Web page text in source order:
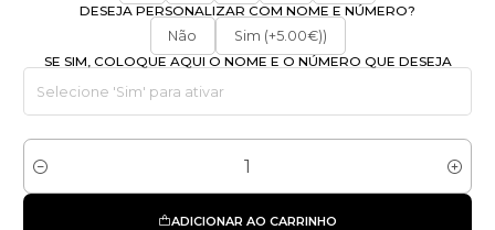
DESEJA PERSONALIZAR COM NOME E NÚMERO?
Não
Sim (+5.00€))
SE SIM, COLOQUE AQUI O NOME E O NÚMERO QUE DESEJA
Quantidade
ADICIONAR AO CARRINHO